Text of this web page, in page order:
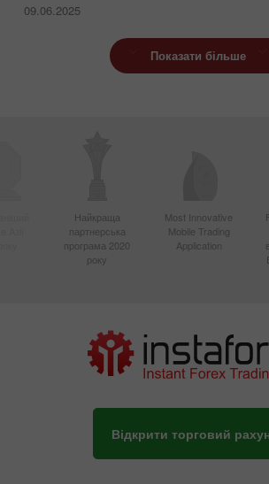
09.06.2025
Показати більше
Найкраща
партнерська
програма 2020
року
Most Innovative
Mobile Trading
Application
Відкрити торговий